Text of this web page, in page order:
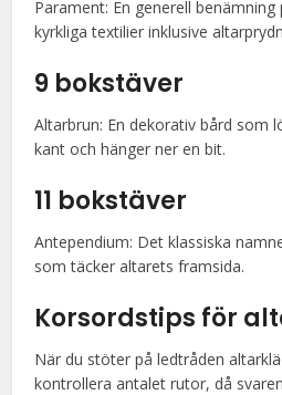
Parament: En generell
kyrkliga textilier inklusive
9 bokstäver
Altarbrun: En dekorativ bård som
kant och hänger ner en bit.
11 bokstäver
Antependium: Det klassiska
som täcker altarets framsida.
Korsordstips för
När du stöter på ledtråden
kontrollera antalet rutor, då